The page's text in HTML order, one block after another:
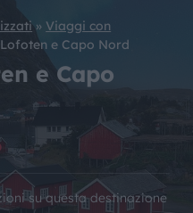
GITAN
» Viaggi con
e Capo Nord
e Capo
su questa destinazione